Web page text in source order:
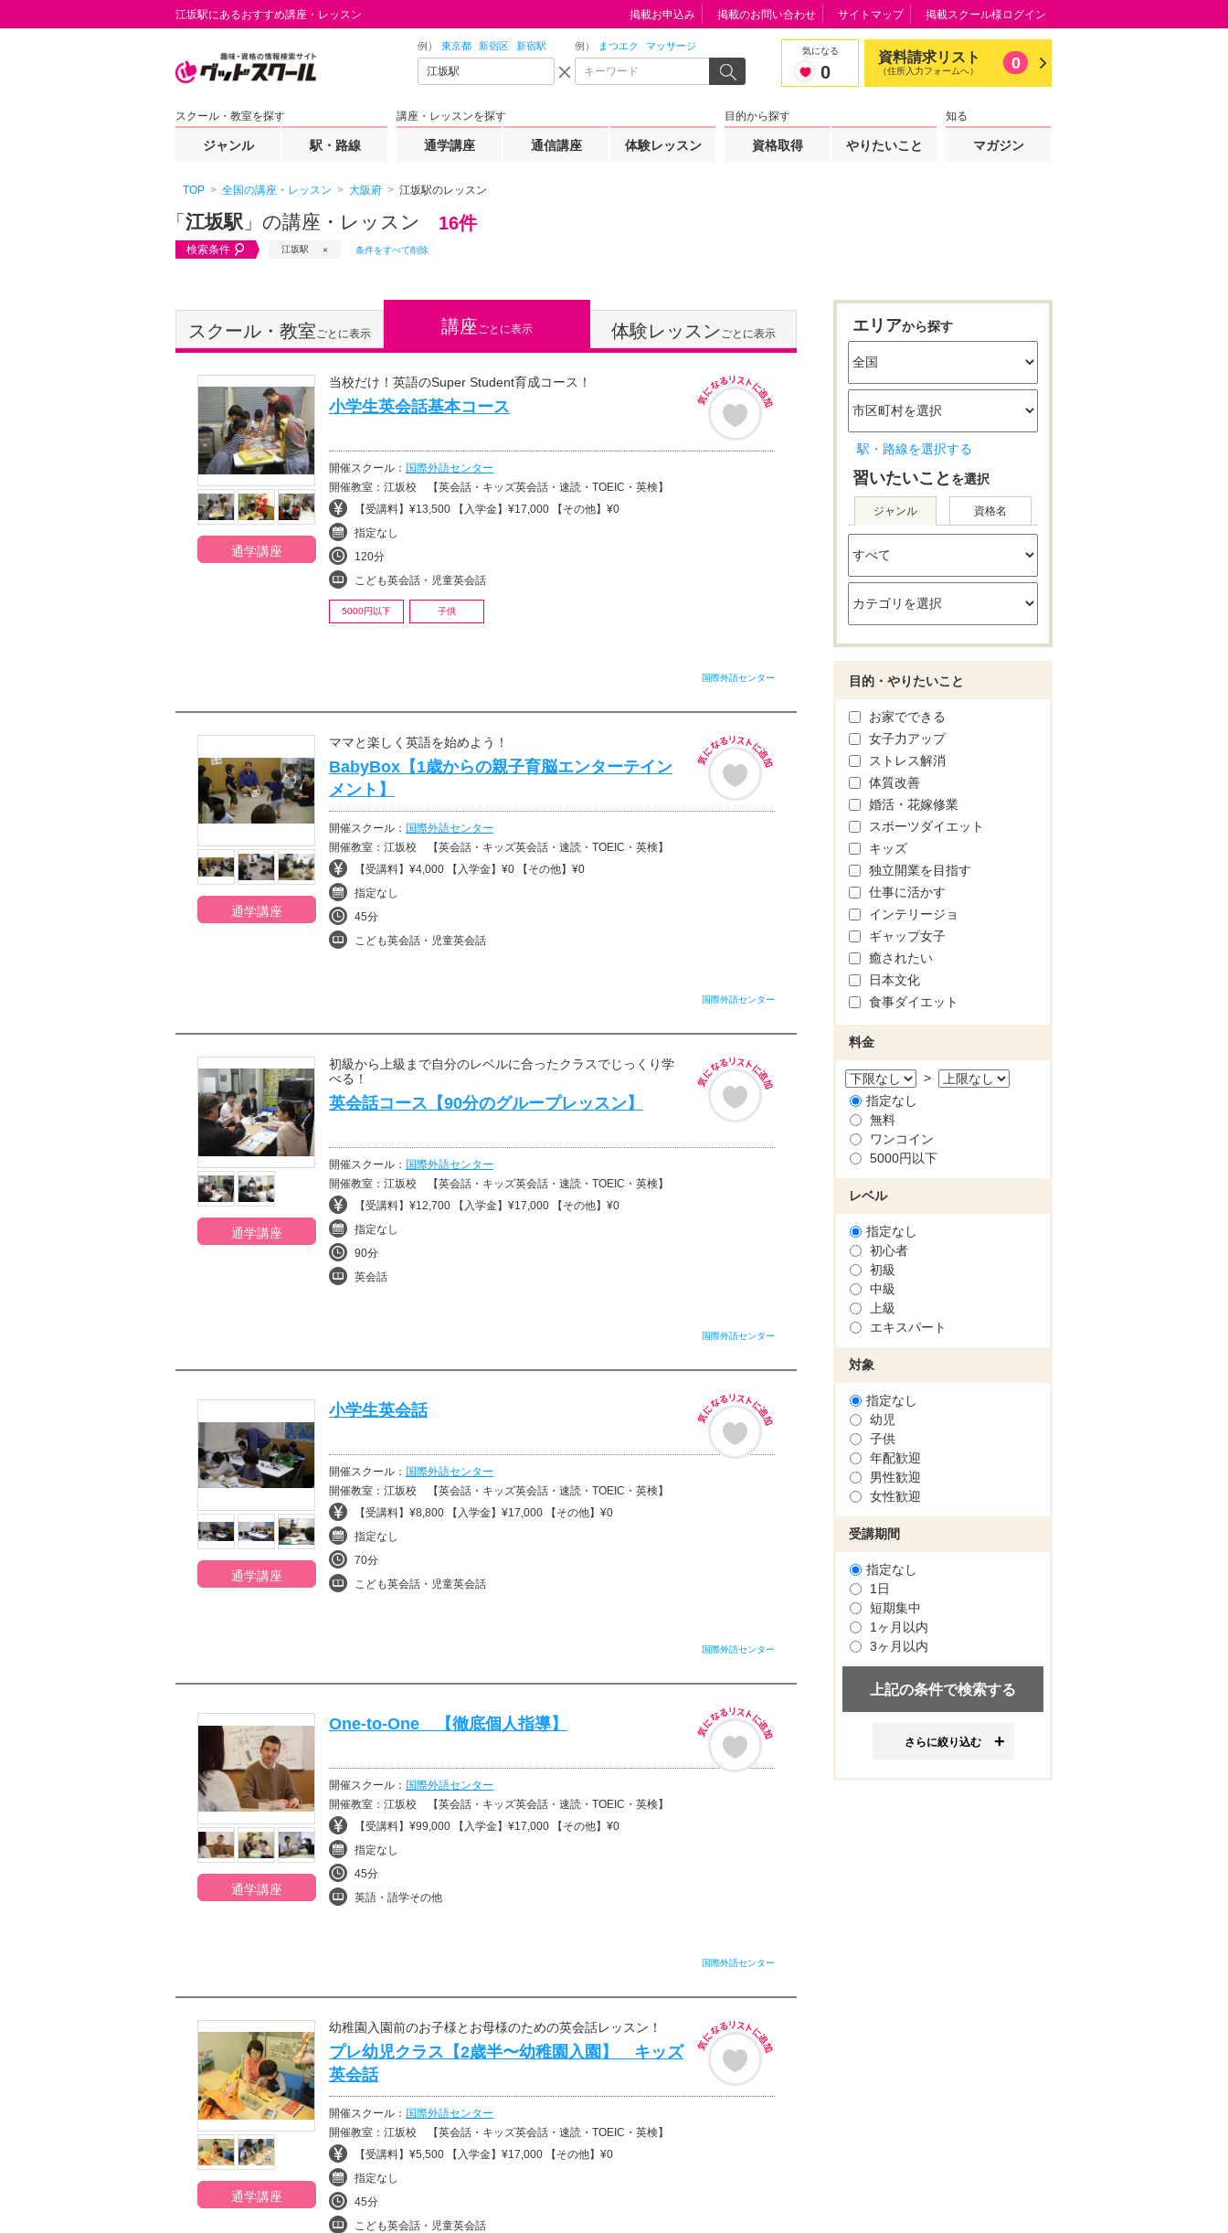
江坂駅にあるおすすめ講座・レッスン
例） 東京都 新宿区 新宿駅 例） まつエク マッサージ 気になる
0
資料請求リスト
（住所入力フォームへ） 0
スクール・教室を探す
ジャンル 駅・路線
講座・レッスンを探す
通学講座 通信講座 体験レッスン
目的から探す
資格取得 やりたいこと
知る
マガジン
掲載お申込み 掲載のお問い合わせ サイトマップ 掲載スクール様ログイン
TOP 全国の講座・レッスン 大阪府 江坂駅のレッスン
「 江坂駅 」の講座・レッスン 16件
検索条件 江坂駅 条件をすべて削除
スクール・教室ごとに表示 講座ごとに表示 体験レッスンごとに表示
通学講座
当校だけ！英語のSuper Student育成コース！
小学生英会話基本コース
開催スクール： 国際外語センター
開催教室：江坂校 【英会話・キッズ英会話・速読・TOEIC・英検】
【受講料】¥13,500 【入学金】¥17,000 【その他】¥0
指定なし
120分
こども英会話・児童英会話
5000円以下 子供
国際外語センター
通学講座
ママと楽しく英語を始めよう！
BabyBox【1歳からの親子育脳エンターテイン
メント】
開催スクール： 国際外語センター
開催教室：江坂校 【英会話・キッズ英会話・速読・TOEIC・英検】
【受講料】¥4,000 【入学金】¥0 【その他】¥0
指定なし
45分
こども英会話・児童英会話
国際外語センター
通学講座
初級から上級まで自分のレベルに合ったクラスでじっくり学
べる！
英会話コース【90分のグループレッスン】
開催スクール： 国際外語センター
開催教室：江坂校 【英会話・キッズ英会話・速読・TOEIC・英検】
【受講料】¥12,700 【入学金】¥17,000 【その他】¥0
指定なし
90分
英会話
国際外語センター
通学講座
小学生英会話
開催スクール： 国際外語センター
開催教室：江坂校 【英会話・キッズ英会話・速読・TOEIC・英検】
【受講料】¥8,800 【入学金】¥17,000 【その他】¥0
指定なし
70分
こども英会話・児童英会話
国際外語センター
通学講座
One-to-One 【徹底個人指導】
開催スクール： 国際外語センター
開催教室：江坂校 【英会話・キッズ英会話・速読・TOEIC・英検】
【受講料】¥99,000 【入学金】¥17,000 【その他】¥0
指定なし
45分
英語・語学その他
国際外語センター
通学講座
幼稚園入園前のお子様とお母様のための英会話レッスン！
プレ幼児クラス【2歳半〜幼稚園入園】 キッズ
英会話
開催スクール： 国際外語センター
開催教室：江坂校 【英会話・キッズ英会話・速読・TOEIC・英検】
【受講料】¥5,500 【入学金】¥17,000 【その他】¥0
指定なし
45分
こども英会話・児童英会話
エリアから探す
駅・路線を選択する
習いたいこと を選択
ジャンル 資格名
目的・やりたいこと
お家でできる
女子力アップ
ストレス解消
体質改善
婚活・花嫁修業
スポーツダイエット
キッズ
独立開業を目指す
仕事に活かす
インテリージョ
ギャップ女子
癒されたい
日本文化
食事ダイエット
料金
>
指定なし
無料
ワンコイン
5000円以下
レベル
指定なし
初心者
初級
中級
上級
エキスパート
対象
指定なし
幼児
子供
年配歓迎
男性歓迎
女性歓迎
受講期間
指定なし
1日
短期集中
1ヶ月以内
3ヶ月以内
さらに絞り込む